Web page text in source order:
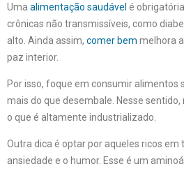
Uma alimentação saudável é
crônicas não transmissíveis, como
alto. Ainda assim, comer bem melhora
paz interior.
Por isso, foque em consumir alimentos
mais do que desembale. Nesse
o que é altamente industrializado.
Outra dica é optar por aqueles ricos
ansiedade e o humor. Esse é um